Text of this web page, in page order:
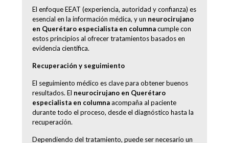
El enfoque EEAT (experiencia, autoridad y confianza) es
esencial en la información médica, y un neurocirujano
en Querétaro especialista en columnacumple con
estos principios al ofrecer tratamientos basados en
evidencia científica.
Recuperación y seguimiento
El seguimiento médico es clave para obtener buenos
resultados. El neurocirujano en Querétaro
especialista en columnaacompaña al paciente
durante todo el proceso, desde el diagnóstico hasta la
recuperación.
Dependiendo del tratamiento, puede ser necesario un